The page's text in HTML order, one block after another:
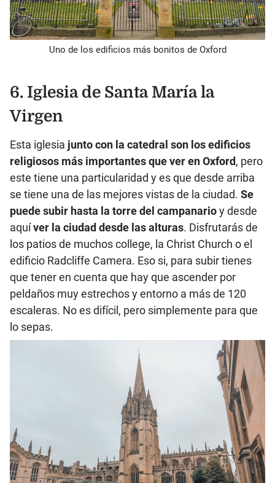
Uno de los edificios más bonitos de Oxford
6. Iglesia de Santa María la
Virgen
Esta iglesia junto con la catedral son los edificios
religiosos más importantes que ver en Oxford, pero
este tiene una particularidad y es que desde arriba
se tiene una de las mejores vistas de la ciudad. Se
puede subir hasta la torre del campanarioy desde
aquíver la ciudad desde las alturas. Disfrutarás de
los patios de muchos college, la Christ Church o el
edificio Radcliffe Camera. Eso si, para subir tienes
que tener en cuenta que hay que ascender por
peldaños muy estrechos y entorno a más de 120
escaleras. No es difícil, pero simplemente para que
lo sepas.